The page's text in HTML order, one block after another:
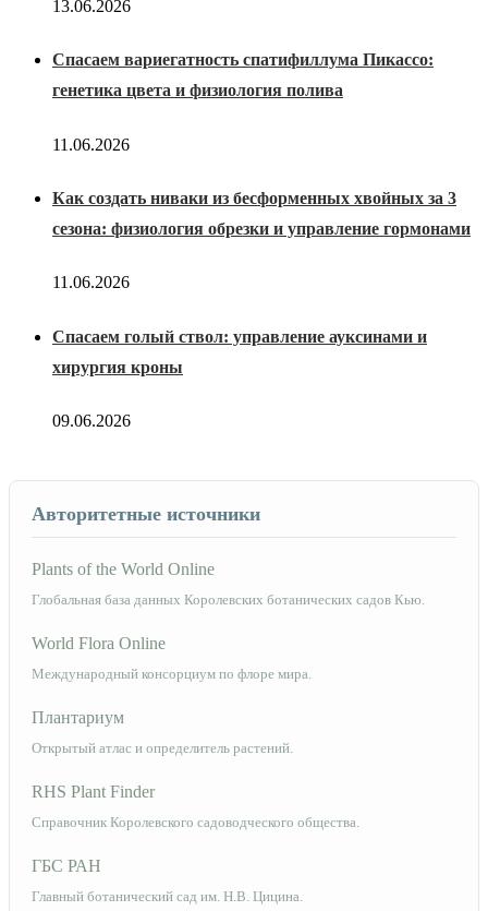
13.06.2026
Спасаем вариегатность спатифиллума Пикассо:
генетика цвета и физиология полива
11.06.2026
Как создать ниваки из бесформенных хвойных за 3
сезона: физиология обрезки и управление гормонами
11.06.2026
Спасаем голый ствол: управление ауксинами и
хирургия кроны
09.06.2026
Авторитетные источники
Plants of the World Online
Глобальная база данных Королевских ботанических садов Кью.
World Flora Online
Международный консорциум по флоре мира.
Плантариум
Открытый атлас и определитель растений.
RHS Plant Finder
Справочник Королевского садоводческого общества.
ГБС РАН
Главный ботанический сад им. Н.В. Цицина.